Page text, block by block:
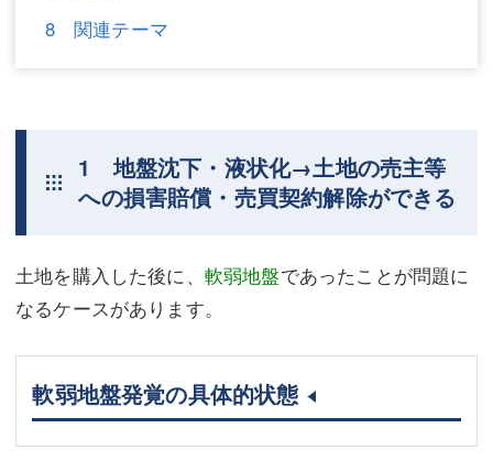
8 関連テーマ
1 地盤沈下・液状化→土地の売主等
への損害賠償・売買契約解除ができる
土地を購入した後に、 軟弱地盤であったことが問題に
なるケースがあります。
軟弱地盤発覚の具体的状態